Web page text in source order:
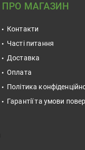
ПРО МАГАЗИН
Контакти
Часті питання
Доставка
Оплата
Політика
Гарантії та умови